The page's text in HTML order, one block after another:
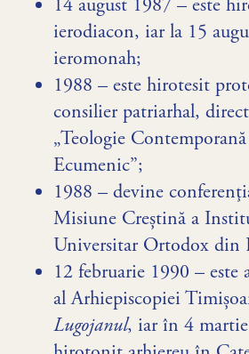
14 august 1987 – este
ierodiacon, iar la 15
ieromonah;
1988 – este hirotesit
consilier patriarhal,
„Teologie
Ecumenic”;
1988 – devine
Misiune Creștină a
Universitar Ortodox din
12 februarie 1990 – este
al Arhiepiscopiei
Lugojanul, iar în 4